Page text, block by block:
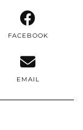
FACEBOOK
EMAIL